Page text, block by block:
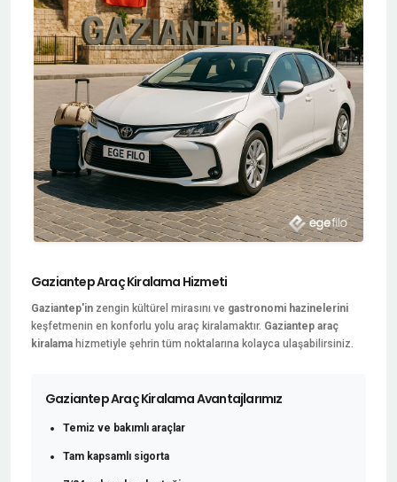
Gaziantep Araç Kiralama Hizmeti
Gaziantep'in zengin kültürel mirasını ve gastronomi hazinelerini
keşfetmenin en konforlu yolu araç kiralamaktır. Gaziantep araç
kiralama hizmetiyle şehrin tüm noktalarına kolayca ulaşabilirsiniz.
Gaziantep Araç Kiralama Avantajlarımız
Temiz ve bakımlı araçlar
Tam kapsamlı sigorta